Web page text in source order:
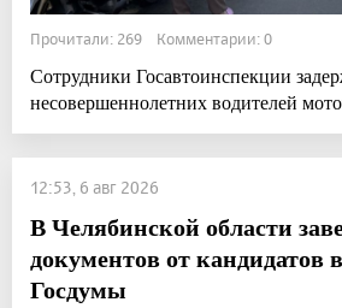
Прочитали: 269 Комментарии: 0
Сотрудники Госавтоинспекции
несовершеннолетних водителей
12:53, 6 авг 2026
В Челябинской области
документов от кандидатов
Госдумы